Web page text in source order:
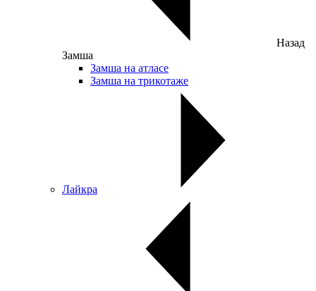
Назад
Замша
Замша на атласе
Замша на трикотаже
Лайкра